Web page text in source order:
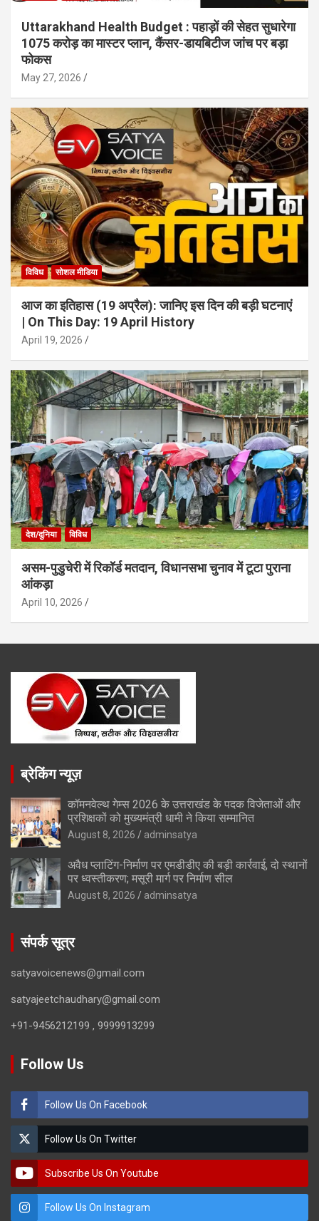
Uttarakhand Health Budget : पहाड़ों की सेहत सुधारेगा
1075 करोड़ का मास्टर प्लान, कैंसर-डायबिटीज जांच पर बड़ा
फोकस
May 27, 2026
विविध सोशल मीडिया
आज का इतिहास (19 अप्रैल): जानिए इस दिन की बड़ी घटनाएं
| On This Day: 19 April History
April 19, 2026
देश/दुनिया विविध
असम-पुडुचेरी में रिकॉर्ड मतदान, विधानसभा चुनाव में टूटा पुराना
आंकड़ा
April 10, 2026
ब्रेकिंग न्यूज़
कॉमनवेल्थ गेम्स 2026 के उत्तराखंड के पदक विजेताओं और
प्रशिक्षकों को मुख्यमंत्री धामी ने किया सम्मानित
August 8, 2026 adminsatya
अवैध प्लाटिंग-निर्माण पर एमडीडीए की बड़ी कार्रवाई, दो स्थानों
पर ध्वस्तीकरण; मसूरी मार्ग पर निर्माण सील
August 8, 2026 adminsatya
संपर्क सूत्र
satyavoicenews@gmail.com
satyajeetchaudhary@gmail.com
+91-9456212199 , 9999913299
Follow Us
Follow Us On Facebook
Follow Us On Twitter
Subscribe Us On Youtube
Follow Us On Instagram